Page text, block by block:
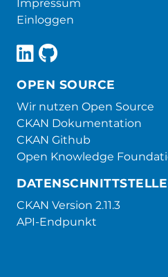
Impressum
Einloggen
OPEN SOURCE
Wir nutzen Open Source
CKAN Dokumentation
CKAN Github
Open Knowledge
DATENSCHNITTSTELLE
CKAN Version 2.11.3
API-Endpunkt